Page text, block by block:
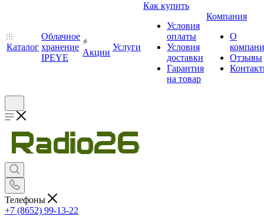
Каталог
Облачное
хранение
IPEYE
Акции
Услуги
Как купить
Условия
оплаты
Условия
доставки
Гарантия
на товар
Компания
О
Отзывы
Телефоны
+7 (8652) 99-13-22